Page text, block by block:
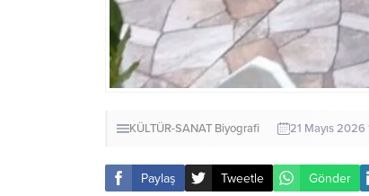
KÜLTÜR-SANAT Biyografi 21 Mayıs 2026
Paylaş Tweetle Gönder